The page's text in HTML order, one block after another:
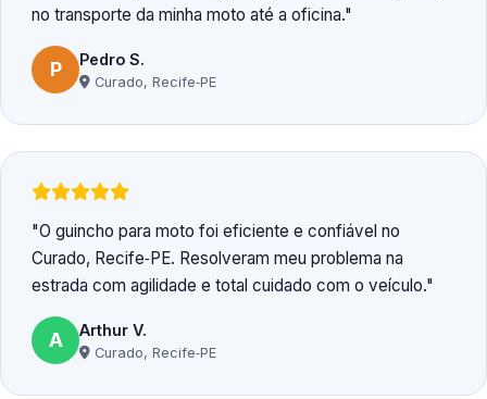
no transporte da minha moto até a oficina.
P Pedro S.
Curado, Recife‑PE
O guincho para moto foi eficiente e confiável no
Curado, Recife‑PE. Resolveram meu problema na
estrada com agilidade e total cuidado com o veículo.
A Arthur V.
Curado, Recife‑PE